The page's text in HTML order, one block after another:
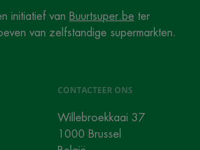
initiatief van Buurtsuper.be ter
van zelfstandige supermarkten.
CONTACTEER ONS
Willebroekkaai 37
1000 Brussel